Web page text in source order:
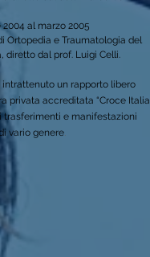
al marzo 2005
Ortopedia e Traumatologia del
diretto dal prof. Luigi Celli.
un rapporto libero
privata accreditata “Croce Italia
trasferimenti e manifestazioni
vario genere.